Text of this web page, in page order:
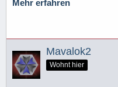
Mehr erfahren
Mavalok2
Wohnt hier